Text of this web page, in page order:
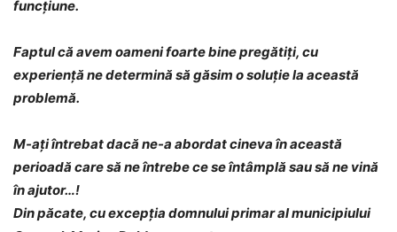
funcțiune.
Faptul că avem oameni foarte bine pregătiți, cu
experiență ne determină să găsim o soluție la această
problemă.
M-ați întrebat dacă ne-a abordat cineva în această
perioadă care să ne întrebe ce se întâmplă sau să ne vină
în ajutor…!
Din păcate, cu excepția domnului primar al municipiului